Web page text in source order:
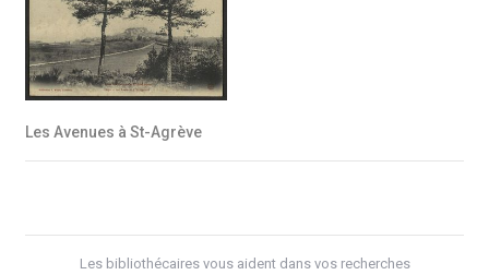
Les Avenues à St-Agrève
Les bibliothécaires vous aident dans vos recherches